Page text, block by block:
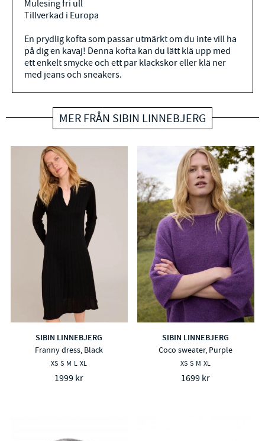
Mulesing fri ull
Tillverkad i Europa
En prydlig kofta som passar utmärkt om du inte vill ha
på dig en kavaj! Denna kofta kan du lätt klä upp med
ett enkelt smycke och ett par klackskor eller klä ner
med jeans och sneakers.
MER FRÅN SIBIN LINNEBJERG
SIBIN LINNEBJERG
Franny dress, Black
XS S M L XL
1999 kr
SIBIN LINNEBJERG
Coco sweater, Purple
XS S M XL
1699 kr